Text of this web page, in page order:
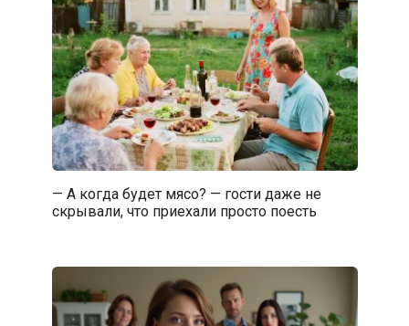
— А когда будет мясо? — гости даже не
скрывали, что приехали просто поесть